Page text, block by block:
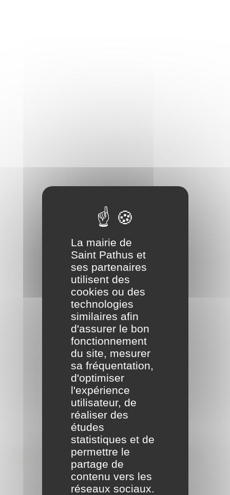
Formalités
administratives
La mairie de
Saint Pathus et
ses partenaires
utilisent des
cookies ou des
technologies
similaires afin
d'assurer le bon
fonctionnement
du site, mesurer
sa fréquentation,
d'optimiser
l'expérience
utilisateur, de
réaliser des
études
statistiques et de
permettre le
partage de
contenu vers les
réseaux sociaux.